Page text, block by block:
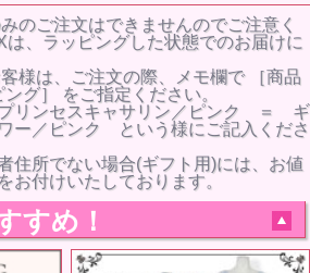
のご注文はできませんのでご注意く
、ラッピングした状態でのお届けに
は、ご注文の際、メモ欄で ［商品
グ］ をご指定ください。
リンセスキャサリン／ピンク ＝ ギ
ー／ピンク という様にご記入くださ
住所でない場合(ギフト用)には、お値
お付けいたしております。
すめ！